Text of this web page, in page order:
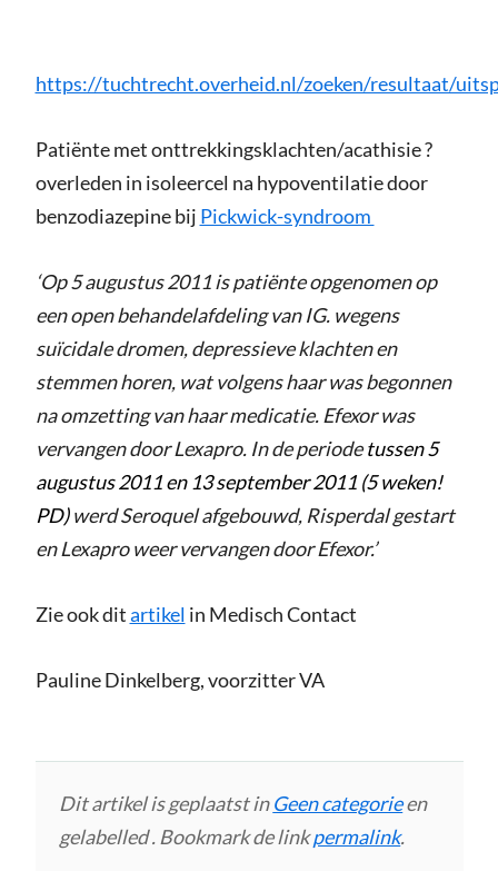
https://tuchtrecht.overheid.nl/zoeken/resultaat/
Patiënte met onttrekkingsklachten/acathisie ?
overleden in isoleercel na hypoventilatie door
benzodiazepine bij Pickwick-syndroom
‘Op 5 augustus 2011 is patiënte opgenomen op
een open behandelafdeling van IG. wegens
suïcidale dromen, depressieve klachten en
stemmen horen, wat volgens haar was begonnen
na omzetting van haar medicatie. Efexor was
vervangen door Lexapro. In de periodetussen 5
augustus 2011 en 13 september 2011 (5 weken!
PD)werd Seroquel afgebouwd, Risperdal gestart
en Lexapro weer vervangen door Efexor.’
Zie ook ditartikel in Medisch Contact
Pauline Dinkelberg, voorzitter VA
Dit artikel is geplaatst inGeen categorieen
gelabelled . Bookmark de linkpermalink.